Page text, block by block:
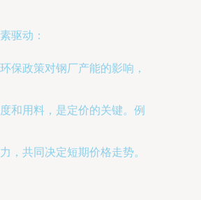
驱动：
保政策对钢厂产能的影响，
和用料，是定价的关键。例
，共同决定短期价格走势。